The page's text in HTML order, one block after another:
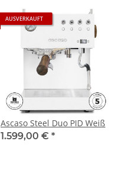
AUSVERKAUFT
Ascaso Steel Duo PID Weiß
1.599,00 € *